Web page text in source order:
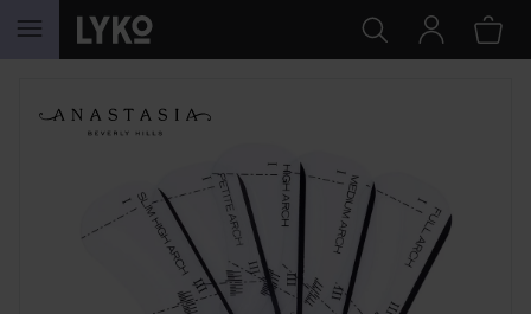
HOPPA TILL INNEHÅLLET